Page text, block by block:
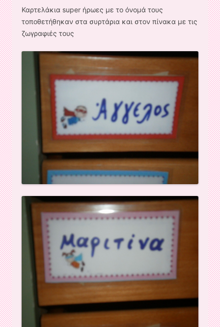
Καρτελάκια super ήρωες με το όνομά τους
τοποθετήθηκαν στα συρτάρια και στον πίνακα με τις
ζωγραφιές τους